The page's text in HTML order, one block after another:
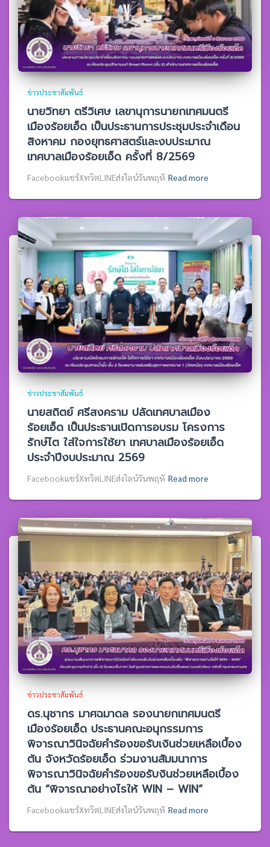
ข่าวประชาสัมพันธ์
นายวิทยา ตรีวิเศษ เลขานุการนายกเทศมนตรี
เมืองร้อยเอ็ด เป็นประธานการประชุมประจำเดือน
สิงหาคม กองยุทธศาสตร์และงบประมาณ
เทศบาลเมืองร้อยเอ็ด ครั้งที่ 8/2569
Facebookแชร์XทวิตLINEส่งไลน์วันพฤหั Read more
ข่าวประชาสัมพันธ์
นายสถิตย์ ศรีสงคราม ปลัดเทศบาลเมือง
ร้อยเอ็ด เป็นประธานเปิดการอบรม โครงการ
รักษ์ไต ใส่ใจการใช้ยา เทศบาลเมืองร้อยเอ็ด
ประจำปีงบประมาณ 2569
Facebookแชร์XทวิตLINEส่งไลน์วันพฤหั Read more
ข่าวประชาสัมพันธ์
ดร.นุชากร มาศฉมาดล รองนายกเทศมนตรี
เมืองร้อยเอ็ด ประธานคณะอนุกรรมการ
พิจารณาวินิจฉัยคำร้องขอรับเงินช่วยเหลือเบื้อง
ต้น จังหวัดร้อยเอ็ด ร่วมงานสัมมนาการ
พิจารณาวินิจฉัยคำร้องขอรับงินช่วยเหลือเบื้อง
ต้น “พิจารณาอย่างไรให้ WIN – WIN”
Facebookแชร์XทวิตLINEส่งไลน์วันพฤหั Read more